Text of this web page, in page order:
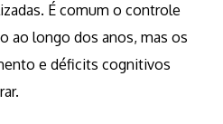
É comum o controle
ao longo dos anos, mas os
e déficits cognitivos